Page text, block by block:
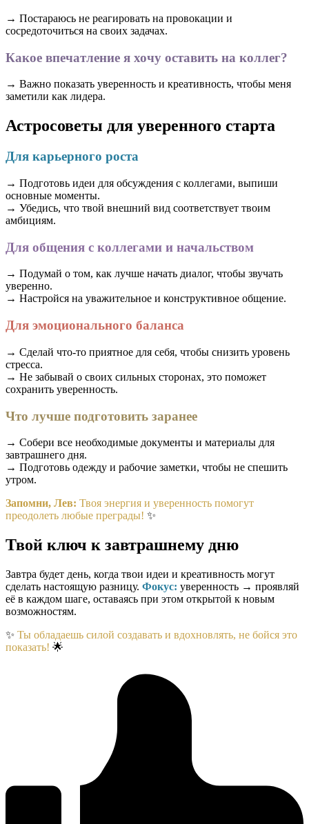
→ Постараюсь не реагировать на провокации и
сосредоточиться на своих задачах.
Какое впечатление я хочу оставить на коллег?
→ Важно показать уверенность и креативность, чтобы меня
заметили как лидера.
Астросоветы для уверенного старта
Для карьерного роста
→ Подготовь идеи для обсуждения с коллегами, выпиши
основные моменты.
→ Убедись, что твой внешний вид соответствует твоим
амбициям.
Для общения с коллегами и начальством
→ Подумай о том, как лучше начать диалог, чтобы звучать
уверенно.
→ Настройся на уважительное и конструктивное общение.
Для эмоционального баланса
→ Сделай что-то приятное для себя, чтобы снизить уровень
стресса.
→ Не забывай о своих сильных сторонах, это поможет
сохранить уверенность.
Что лучше подготовить заранее
→ Собери все необходимые документы и материалы для
завтрашнего дня.
→ Подготовь одежду и рабочие заметки, чтобы не спешить
утром.
Запомни, Лев: Твоя энергия и уверенность помогут
преодолеть любые преграды! ✨
Твой ключ к завтрашнему дню
Завтра будет день, когда твои идеи и креативность могут
сделать настоящую разницу. Фокус: уверенность → проявляй
её в каждом шаге, оставаясь при этом открытой к новым
возможностям.
✨ Ты обладаешь силой создавать и вдохновлять, не бойся это
показать! 🌟